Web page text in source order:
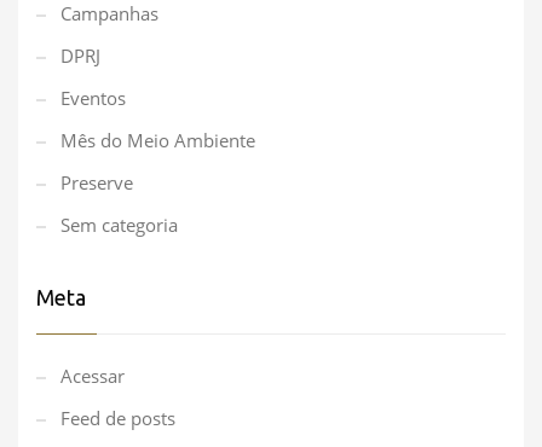
Campanhas
DPRJ
Eventos
Mês do Meio Ambiente
Preserve
Sem categoria
Meta
Acessar
Feed de posts